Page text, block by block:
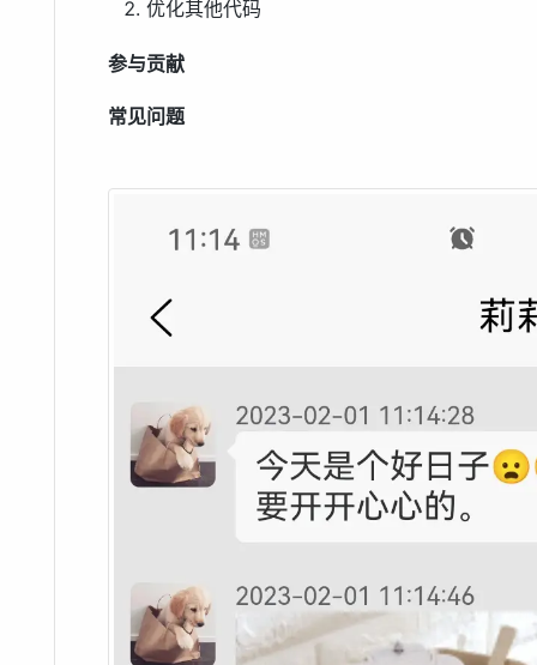
优化其他代码
参与贡献
常见问题